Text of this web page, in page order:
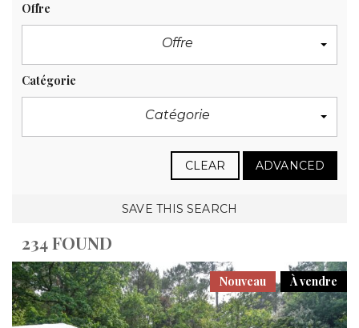
Offre
Offre
Catégorie
Catégorie
CLEAR ADVANCED
SAVE THIS SEARCH
234 FOUND
À vendre
Nouveau